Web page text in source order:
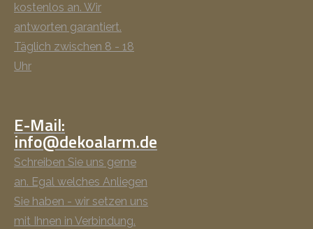
kostenlos an. Wir
antworten garantiert.
Täglich zwischen 8 - 18
Uhr
E-Mail:
info@dekoalarm.de
Schreiben Sie uns gerne
an. Egal welches Anliegen
Sie haben - wir setzen uns
mit Ihnen in Verbindung.